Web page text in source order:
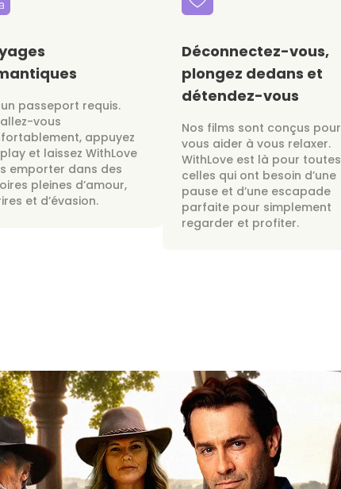
passeport requis.
vous
appuyez
et laissez WithLove
emporter dans des
pleines d’amour,
et d’évasion.
Déconnectez-vous,
plongez dedans et
détendez-vous
Nos films sont conçus pour
vous aider à vous relaxer.
WithLove est là pour toutes
celles qui ont besoin d’une
pause et d’une escapade
parfaite pour simplement
regarder et profiter.